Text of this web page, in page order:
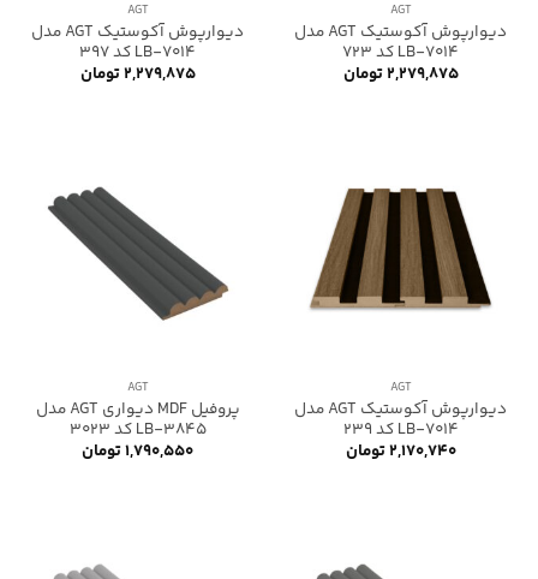
AGT
دیوارپوش آکوستیک AGT مدل
LB-7014 کد 723
۲,۲۷۹,۸۷۵تومان
AGT
دیوارپوش آکوستیک AGT مدل
LB-7014 کد 397
۲,۲۷۹,۸۷۵تومان
AGT
دیوارپوش آکوستیک AGT مدل
LB-7014 کد 239
۲,۱۷۰,۷۴۰تومان
AGT
پروفیل MDF دیواری AGT مدل
LB-3845 کد 3023
۱,۷۹۰,۵۵۰تومان